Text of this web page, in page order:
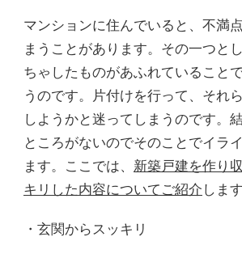
マンションに住んでいると、不満
まうことがあります。その一つと
ちゃしたものがあふれていること
うのです。片付けを行って、それ
しようかと迷ってしまうのです。
ところがないのでそのことでイラ
ます。ここでは、 新築戸建を作り
キリした内容についてご紹介します
・玄関からスッキリ